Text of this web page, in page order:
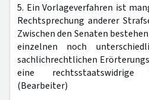
5. Ein Vorlageverfahren ist
Rechtsprechung anderer
Zwischen den Senaten
einzelnen noch
sachlichrechtlichen
eine rechtsstaatswidrige
(Bearbeiter)